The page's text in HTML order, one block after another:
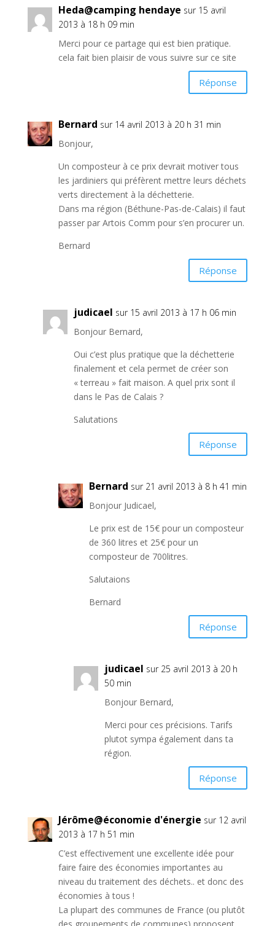
Heda@camping hendaye sur 15 avril
2013 à 18 h 09 min
Merci pour ce partage qui est bien pratique.
cela fait bien plaisir de vous suivre sur ce site
Réponse
Bernard sur 14 avril 2013 à 20 h 31 min
Bonjour,
Un composteur à ce prix devrait motiver tous
les jardiniers qui préfèrent mettre leurs déchets
verts directement à la déchetterie.
Dans ma région (Béthune-Pas-de-Calais) il faut
passer par Artois Comm pour s’en procurer un.
Bernard
Réponse
judicael sur 15 avril 2013 à 17 h 06 min
Bonjour Bernard,
Oui c’est plus pratique que la déchetterie
finalement et cela permet de créer son
« terreau » fait maison. A quel prix sont il
dans le Pas de Calais ?
Salutations
Réponse
Bernard sur 21 avril 2013 à 8 h 41 min
Bonjour Judicael,
Le prix est de 15€ pour un composteur
de 360 litres et 25€ pour un
composteur de 700litres.
Salutaions
Bernard
Réponse
judicael sur 25 avril 2013 à 20 h
50 min
Bonjour Bernard,
Merci pour ces précisions. Tarifs
plutot sympa également dans ta
région.
Réponse
Jérôme@économie d'énergie sur 12 avril
2013 à 17 h 51 min
C’est effectivement une excellente idée pour
faire faire des économies importantes au
niveau du traitement des déchets.. et donc des
économies à tous !
La plupart des communes de France (ou plutôt